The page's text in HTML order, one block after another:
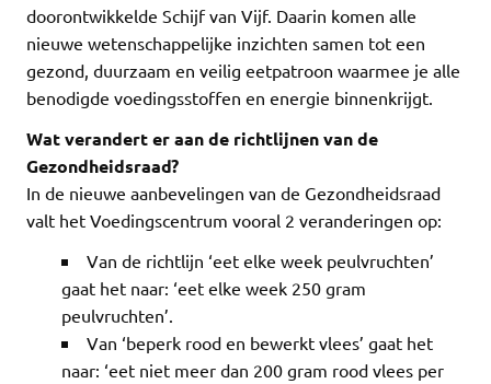
doorontwikkelde Schijf van Vijf. Daarin komen alle
nieuwe wetenschappelijke inzichten samen tot een
gezond, duurzaam en veilig eetpatroon waarmee je alle
benodigde voedingsstoffen en energie binnenkrijgt.
Wat verandert er aan de richtlijnen van de
Gezondheidsraad?
In de nieuwe aanbevelingen van de Gezondheidsraad
valt het Voedingscentrum vooral 2 veranderingen op:
Van de richtlijn ‘eet elke week peulvruchten’
gaat het naar: ‘eet elke week 250 gram
peulvruchten’.
Van ‘beperk rood en bewerkt vlees’ gaat het
naar: ‘eet niet meer dan 200 gram rood vlees per